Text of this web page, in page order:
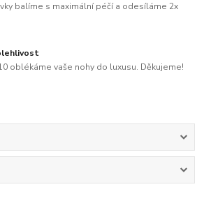
balíme s maximální péčí a odesíláme 2x
oblékáme vaše nohy do luxusu. Děkujeme!